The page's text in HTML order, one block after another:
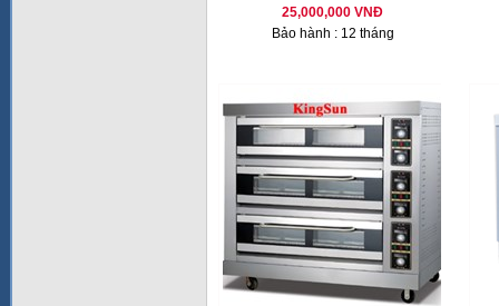
25,000,000 VNĐ
Bảo hành : 12 tháng